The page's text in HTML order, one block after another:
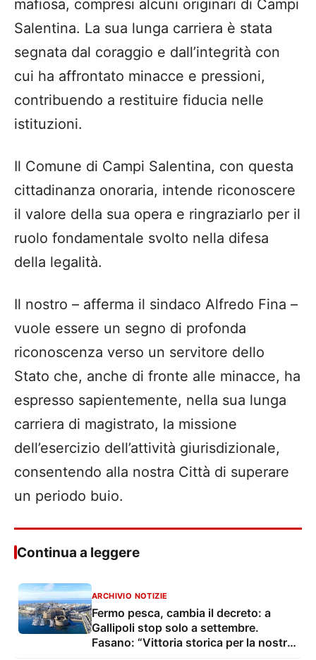
mafiosa, compresi alcuni originari di Campi
Salentina. La sua lunga carriera è stata
segnata dal coraggio e dall’integrità con
cui ha affrontato minacce e pressioni,
contribuendo a restituire fiducia nelle
istituzioni.
Il Comune di Campi Salentina, con questa
cittadinanza onoraria, intende riconoscere
il valore della sua opera e ringraziarlo per il
ruolo fondamentale svolto nella difesa
della legalità.
Il nostro – afferma il sindaco Alfredo Fina –
vuole essere un segno di profonda
riconoscenza verso un servitore dello
Stato che, anche di fronte alle minacce, ha
espresso sapientemente, nella sua lunga
carriera di magistrato, la missione
dell’esercizio dell’attività giurisdizionale,
consentendo alla nostra Città di superare
un periodo buio.
Continua a leggere
ARCHIVIO NOTIZIE
Fermo pesca, cambia il decreto: a
Gallipoli stop solo a settembre.
Fasano: “Vittoria storica per la nostra